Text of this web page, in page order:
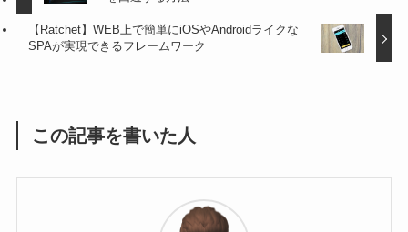
【Ratchet】WEB上で簡単にiOSやAndroidライクな
SPAが実現できるフレームワーク
この記事を書いた人